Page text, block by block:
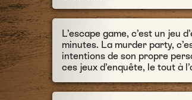
L’escape game, c’est un jeu
minutes. La murder party,
intentions de son propre
ces jeux d’enquête, le tout à